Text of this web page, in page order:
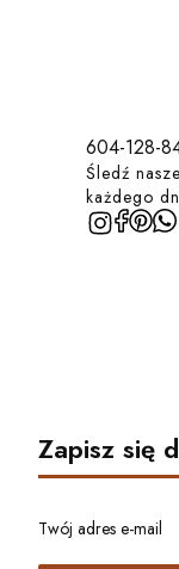
604-128-
Śledź
każdego
Zapisz się
Twój adres e-mail